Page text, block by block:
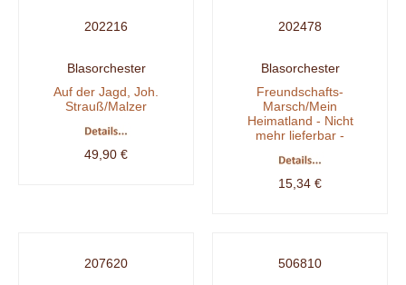
202216
Blasorchester
Auf der Jagd, Joh.
Strauß/Malzer
49,90 €
202478
Blasorchester
Freundschafts-
Marsch/Mein
Heimatland - Nicht
mehr lieferbar -
15,34 €
207620 506810